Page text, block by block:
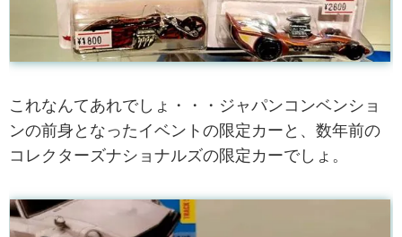
これなんてあれでしょ・・・ジャパンコンベンショ
ンの前身となったイベントの限定カーと、数年前の
コレクターズナショナルズの限定カーでしょ。